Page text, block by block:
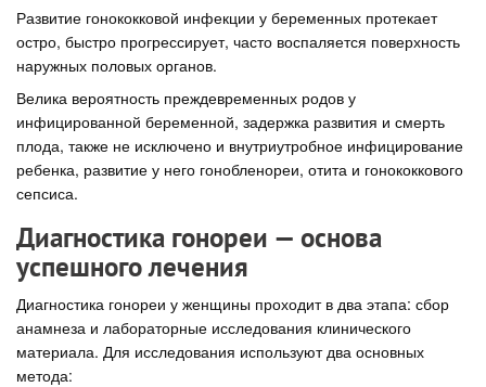
Развитие гонококковой инфекции у беременных протекает
остро, быстро прогрессирует, часто воспаляется поверхность
наружных половых органов.
Велика вероятность преждевременных родов у
инфицированной беременной, задержка развития и смерть
плода, также не исключено и внутриутробное инфицирование
ребенка, развитие у него гонобленореи, отита и гонококкового
сепсиса.
Диагностика гонореи — основа
успешного лечения
Диагностика гонореи у женщины проходит в два этапа: сбор
анамнеза и лабораторные исследования клинического
материала. Для исследования используют два основных
метода: